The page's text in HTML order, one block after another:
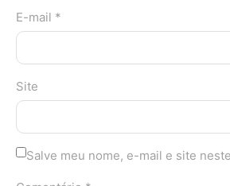
E-mail *
Site
Salve meu nome, e-mail e site